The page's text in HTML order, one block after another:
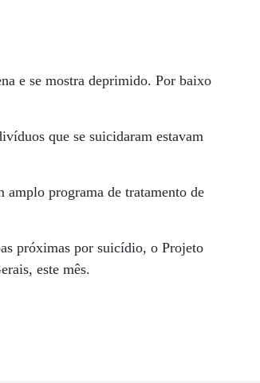
e se mostra deprimido. Por baixo
que se suicidaram estavam
programa de tratamento de
próximas por suicídio, o Projeto
este mês.